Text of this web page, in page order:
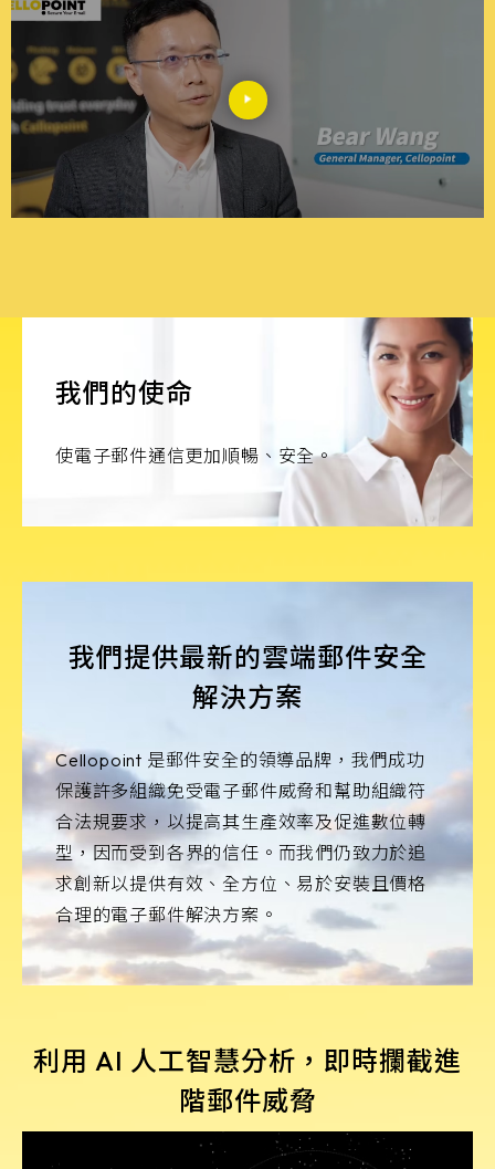
我們的使命
使電子郵件通信更加順暢、安全。
我們提供最新的雲端郵件安全
解決方案
Cellopoint 是郵件安全的領導品牌，我們成功
保護許多組織免受電子郵件威脅和幫助組織符
合法規要求，以提高其生產效率及促進數位轉
型，因而受到各界的信任。而我們仍致力於追
求創新以提供有效、全方位、易於安裝且價格
合理的電子郵件解決方案。
利用 AI 人工智慧分析，即時攔截進
階郵件威脅